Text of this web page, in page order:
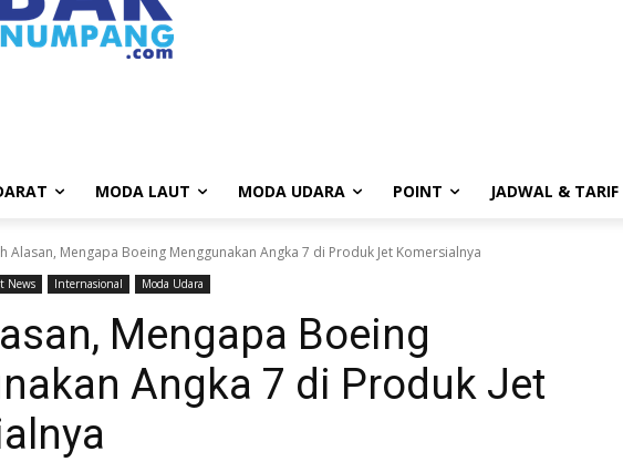
MODA LAUT MODA UDARA POINT JADWAL & TARIF
Alasan, Mengapa Boeing Menggunakan Angka 7 di Produk Jet Komersialnya
News Internasional Moda Udara
Mengapa Boeing
Angka 7 di Produk Jet